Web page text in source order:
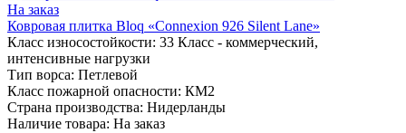
На заказ
Ковровая плитка Bloq «Connexion 926 Silent Lane»
Класс износостойкости: 33 Класс - коммерческий,
интенсивные нагрузки
Тип ворса: Петлевой
Класс пожарной опасности: КМ2
Страна производства: Нидерланды
Наличие товара: На заказ